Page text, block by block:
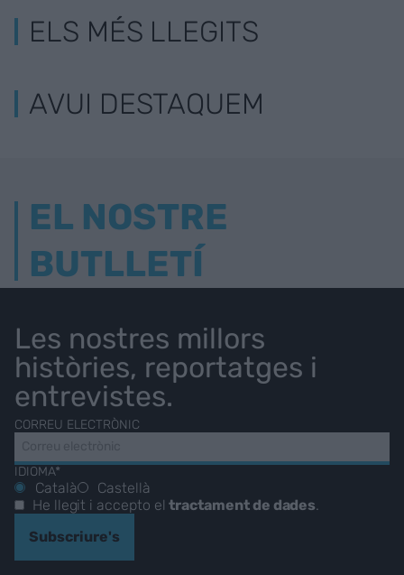
ELS MÉS LLEGITS
AVUI DESTAQUEM
EL NOSTRE
BUTLLETÍ
Les nostres millors
històries, reportatges i
entrevistes.
CORREU ELECTRÒNIC
IDIOMA*
Català
Castellà
He llegit i accepto eltractament de dades
Subscriure's